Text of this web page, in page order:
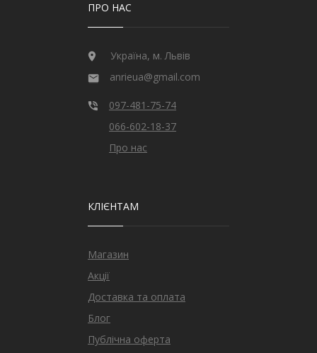
ПРО НАС
Україна, м. Львів
anrieua@gmail.com
097-481-75-74
066-602-18-37
Про нас
КЛІЄНТАМ
Магазин
Акції
Доставка та оплата
Блог
Публічна оферта